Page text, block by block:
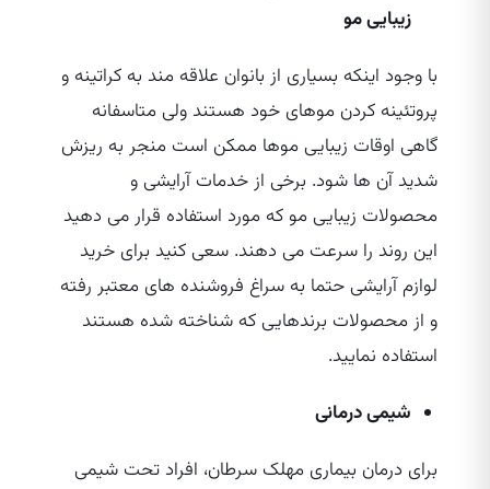
زیبایی مو
با وجود اینکه بسیاری از بانوان علاقه مند به کراتینه و
پروتئینه کردن موهای خود هستند ولی متاسفانه
گاهی اوقات زیبایی موها ممکن است منجر به ریزش
شدید آن ها شود. برخی از خدمات آرایشی و
محصولات زیبایی مو که مورد استفاده قرار می‌ دهید
این روند را سرعت می‌ دهند. سعی کنید برای خرید
لوازم آرایشی حتما به سراغ فروشنده‌ های معتبر رفته
و از محصولات برندهایی که شناخته شده هستند
استفاده نمایید.
شیمی درمانی
برای درمان بیماری مهلک سرطان، افراد تحت شیمی